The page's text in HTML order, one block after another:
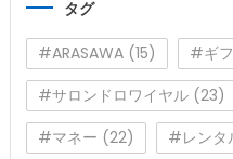
タグ
#ARASAWA(15) #ギ
#サロンドロワイヤル(23)
#マネー (22) #レンタ